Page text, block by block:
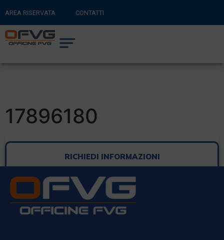
AREA RISERVATA CONTATTI
RITORNA AL SITO PRINCIPALE
CARRELLO
17896180
RICHIEDI INFORMAZIONI